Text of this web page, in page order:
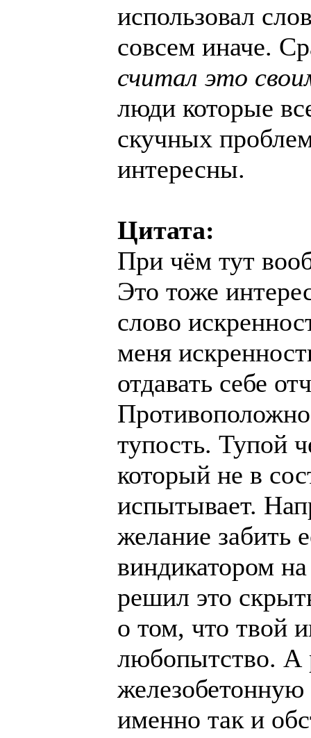
использовал
совсем иначе.
считал это
люди которые
скучных
интересны.
Цитата:
При чём тут
Это тоже
слово
меня
отдавать себе
тупость. Тупой
который не в
испытывает.
желание забить
виндикатором
решил это
о том, что твой
любопытство. А
железобетонную
именно так и